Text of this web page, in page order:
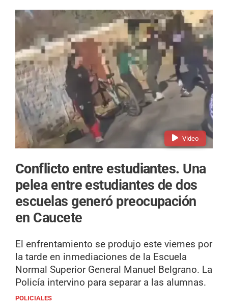
Video
Conflicto entre estudiantes. Una
pelea entre estudiantes de dos
escuelas generó preocupación
en Caucete
El enfrentamiento se produjo este viernes por
la tarde en inmediaciones de la Escuela
Normal Superior General Manuel Belgrano. La
Policía intervino para separar a las alumnas.
POLICIALES